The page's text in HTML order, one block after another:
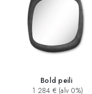
Bold peili
1 284 € (alv 0%)